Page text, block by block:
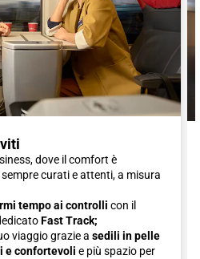
dove il comfort è
curati e attenti, a misura
tempo ai controlli con il
Fast Track;
viaggio grazie a sedili in pelle
e confortevoli e più spazio per